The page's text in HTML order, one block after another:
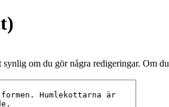
om du gör några redigeringar. Om du